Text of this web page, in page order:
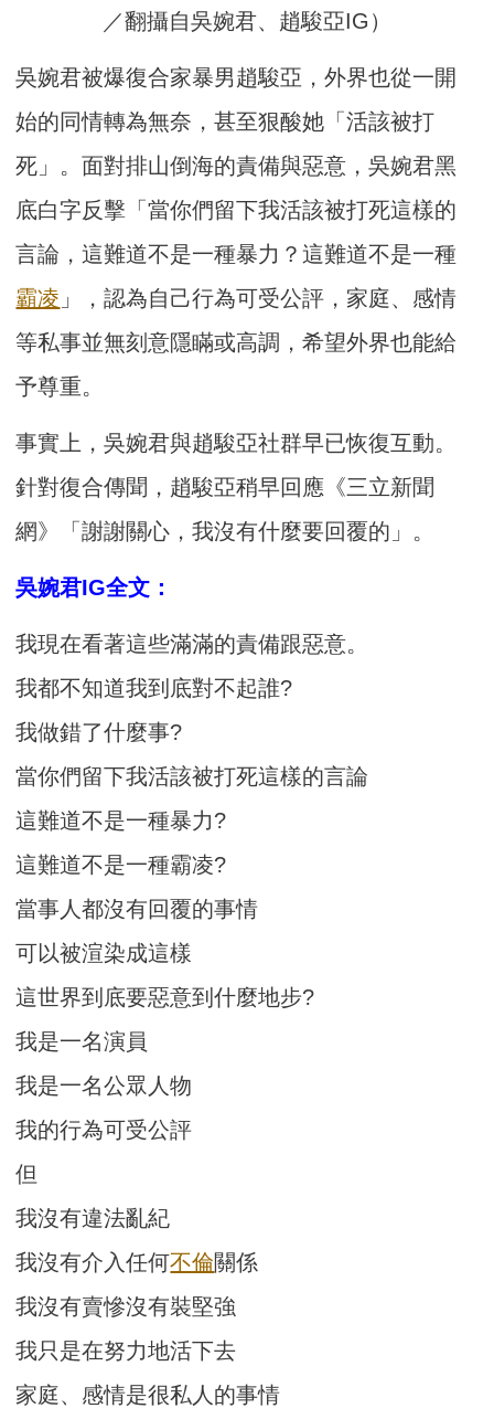
／翻攝自吳婉君、趙駿亞IG）
吳婉君被爆復合家暴男趙駿亞，外界也從一開
始的同情轉為無奈，甚至狠酸她「活該被打
死」。面對排山倒海的責備與惡意，吳婉君黑
底白字反擊「當你們留下我活該被打死這樣的
言論，這難道不是一種暴力？這難道不是一種
霸凌 」，認為自己行為可受公評，家庭、感情
等私事並無刻意隱瞞或高調，希望外界也能給
予尊重。
事實上，吳婉君與趙駿亞社群早已恢復互動。
針對復合傳聞，趙駿亞稍早回應《三立新聞
網》「謝謝關心，我沒有什麼要回覆的」。
吳婉君IG全文：
我現在看著這些滿滿的責備跟惡意。
我都不知道我到底對不起誰?
我做錯了什麼事?
當你們留下我活該被打死這樣的言論
這難道不是一種暴力?
這難道不是一種霸凌?
當事人都沒有回覆的事情
可以被渲染成這樣
這世界到底要惡意到什麼地步?
我是一名演員
我是一名公眾人物
我的行為可受公評
但
我沒有違法亂紀
我沒有介入任何不倫關係
我沒有賣慘沒有裝堅強
我只是在努力地活下去
家庭、感情是很私人的事情